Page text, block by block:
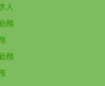
人
務
務